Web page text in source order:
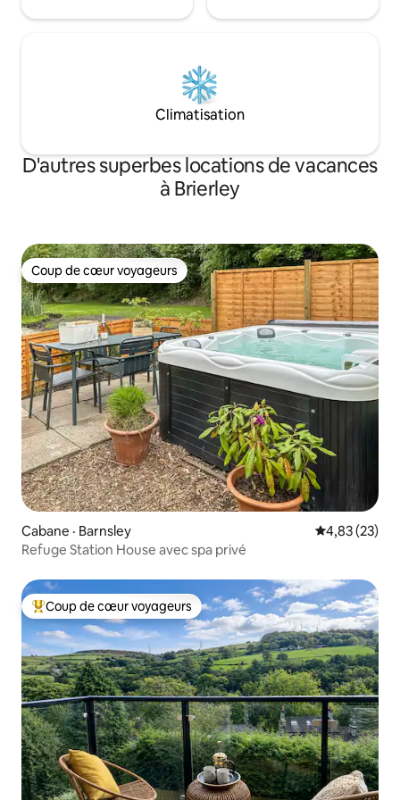
Climatisation
D'autres superbes locations de vacances
à Brierley
Coup de cœur voyageurs
Coup de cœur voyageurs
Cabane · Barnsley Note
4,83 (23)
Refuge Station House avec spa privé
Coup de cœur voyageurs parmi les plus aimés
Coup de cœur voyageurs